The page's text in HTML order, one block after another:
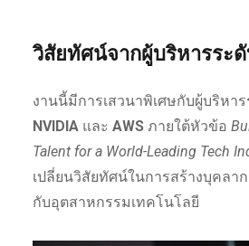
วิสัยทัศน์จากผู้บริหารระ
งานนี้มีการเสวนาพิเศษกับผู้บริหา
NVIDIA และ AWSภายใต้หัวข้อ
Talent for a World-Leading Tech
เปลี่ยนวิสัยทัศน์ในการสร้างบุคลา
กับอุตสาหกรรมเทคโนโลยี